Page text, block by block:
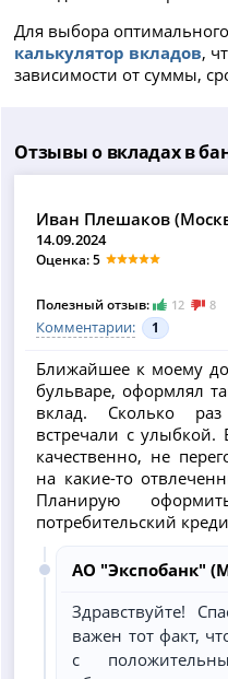
Для выбора
калькулятор вкладов,
зависимости от суммы,
Отзывы о вкладах в
Иван Плешаков
14.09.2024
Оценка: 5
Полезный отзыв: 12 8
Комментарии: 1
Ближайшее к моему
бульваре, оформлял
вклад. Сколько
встречали с улыбкой.
качественно, не
на какие-то
Планирую
потребительский
АО "Экспобанк"
Здравствуйте!
важен тот факт,
с